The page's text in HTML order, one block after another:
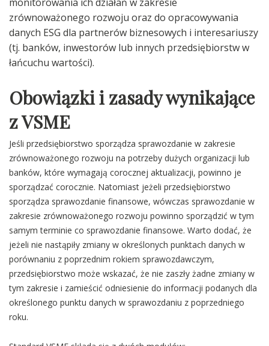
zrównoważonego rozwoju oraz do opracowywania
danych ESG dla partnerów biznesowych i interesariuszy
(tj. banków, inwestorów lub innych przedsiębiorstw w
łańcuchu wartości).
Obowiązki i zasady wynikające
z VSME
Jeśli przedsiębiorstwo sporządza sprawozdanie w zakresie
zrównoważonego rozwoju na potrzeby dużych organizacji lub
banków, które wymagają corocznej aktualizacji, powinno je
sporządzać corocznie. Natomiast jeżeli przedsiębiorstwo
sporządza sprawozdanie finansowe, wówczas sprawozdanie w
zakresie zrównoważonego rozwoju powinno sporządzić w tym
samym terminie co sprawozdanie finansowe. Warto dodać, że
jeżeli nie nastąpiły zmiany w określonych punktach danych w
porównaniu z poprzednim rokiem sprawozdawczym,
przedsiębiorstwo może wskazać, że nie zaszły żadne zmiany w
tym zakresie i zamieścić odniesienie do informacji podanych dla
określonego punktu danych w sprawozdaniu z poprzedniego
roku.